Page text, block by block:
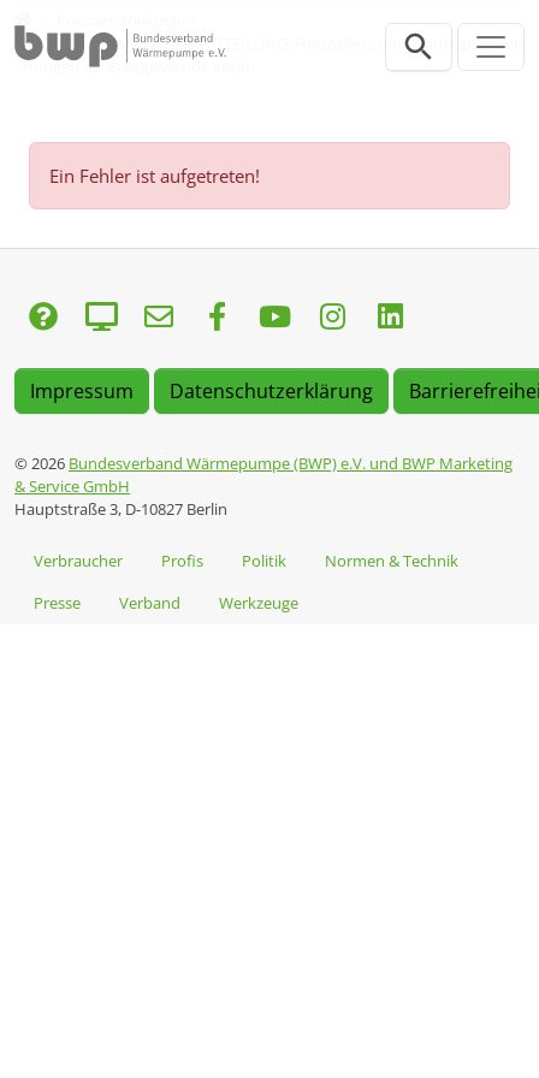
GEMEINSAME PRESSEMITTEILUNG: Holzpellets und Wärmepumpen
bringen die Energiewende voran
Ein Fehler ist aufgetreten!
Impressum Datenschutzerklärung
© 2026 Bundesverband Wärmepumpe (BWP) e.V. und BWP Marketing
& Service GmbH
Hauptstraße 3, D-10827 Berlin
Verbraucher Profis Politik
Normen & Technik
Presse
Verband Werkzeuge